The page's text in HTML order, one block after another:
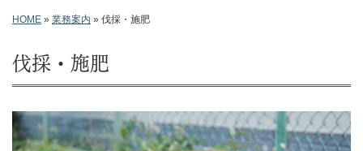
HOME » 業務案内 » 伐採・施肥
伐採・施肥